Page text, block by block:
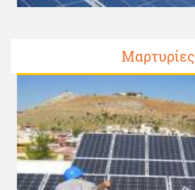
Μαρτυρίες